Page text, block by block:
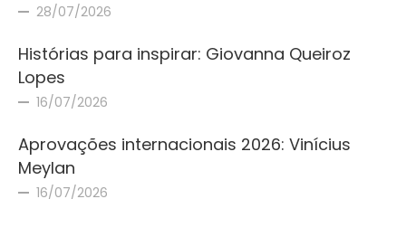
28/07/2026
Histórias para inspirar: Giovanna Queiroz
Lopes
16/07/2026
Aprovações internacionais 2026: Vinícius
Meylan
16/07/2026